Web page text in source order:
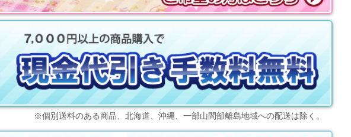
※個別送料のある商品、北海道、沖縄、一部山間部離島地域への配送は除く。